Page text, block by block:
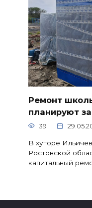
Ремонт
планируют
39
В хуторе
Ростовской
капитальный